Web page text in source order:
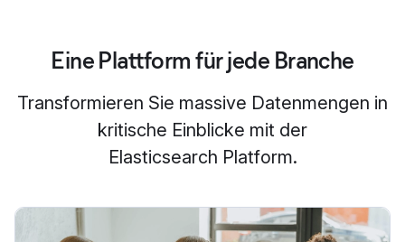
Eine Plattform für jede Branche
Transformieren Sie massive Datenmengen in
kritische Einblicke mit der
Elasticsearch Platform.